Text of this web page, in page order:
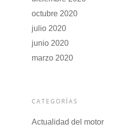
octubre 2020
julio 2020
junio 2020
marzo 2020
CATEGORÍAS
Actualidad del motor